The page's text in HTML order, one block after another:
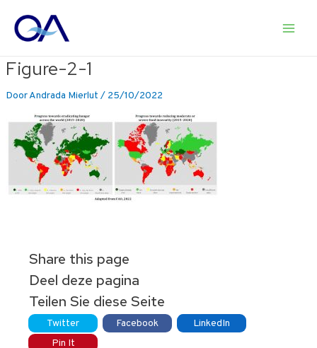
naar
Figure-2-1
DoorAndrada Mierlut / 25/10/2022
Share this page
Deel deze pagina
Teilen Sie diese Seite
Twitter Facebook
LinkedIn
Pin It